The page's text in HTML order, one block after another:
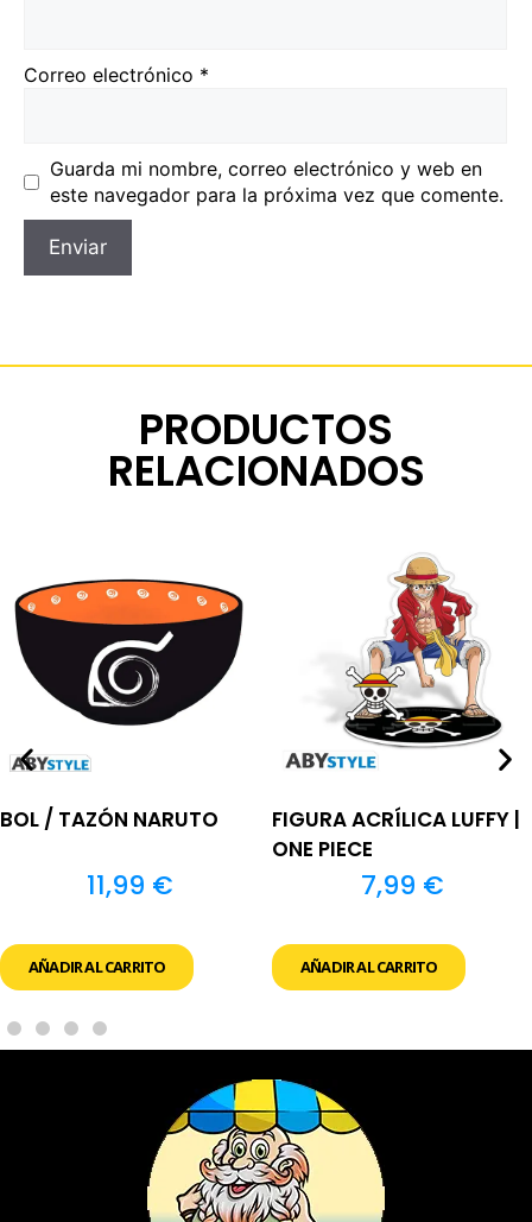
Correo electrónico *
Guarda mi nombre, correo electrónico y web en
este navegador para la próxima vez que comente.
PRODUCTOS
RELACIONADOS
BOL / TAZÓN NARUTO
11,99 €
AÑADIR AL CARRITO
FIGURA ACRÍLICA LUFFY |
ONE PIECE
7,99 €
AÑADIR AL CARRITO